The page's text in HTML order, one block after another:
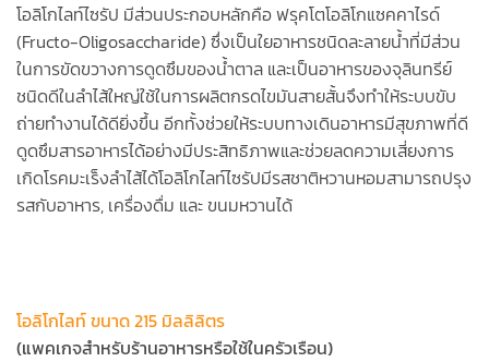
โอลิโกไลท์ไซรัป มีส่วนประกอบหลักคือ ฟรุคโตโอลิโกแซคคาไรด์
(Fructo-Oligosaccharide) ซึ่งเป็นใยอาหารชนิดละลายน้ำที่มีส่วน
ในการขัดขวางการดูดซึมของน้ำตาล และเป็นอาหารของจุลินทรีย์
ชนิดดีในลำไส้ใหญ่ใช้ในการผลิตกรดไขมันสายสั้นจึงทำให้ระบบขับ
ถ่ายทำงานได้ดียิ่งขึ้น อีกทั้งช่วยให้ระบบทางเดินอาหารมีสุขภาพที่ดี
ดูดซึมสารอาหารได้อย่างมีประสิทธิภาพและช่วยลดความเสี่ยงการ
เกิดโรคมะเร็งลำไส้ได้โอลิโกไลท์ไซรัปมีรสชาติหวานหอมสามารถปรุง
รสกับอาหาร, เครื่องดื่ม และ ขนมหวานได้
โอลิโกไลท์ ขนาด 215 มิลลิลิตร
(แพคเกจสำหรับร้านอาหารหรือใช้ในครัวเรือน)